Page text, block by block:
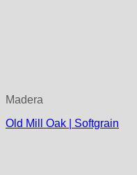
Madera
Old Mill Oak | Softgrain